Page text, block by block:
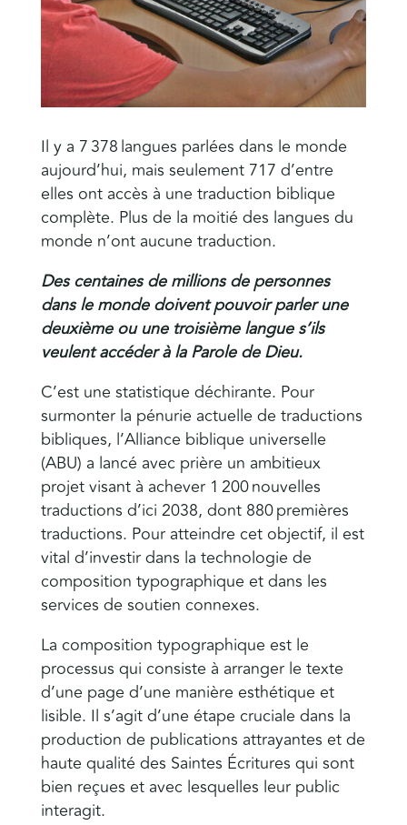
Il y a 7 378 langues parlées dans le monde
aujourd’hui, mais seulement 717 d’entre
elles ont accès à une traduction biblique
complète. Plus de la moitié des langues du
monde n’ont aucune traduction.
Des centaines de millions de personnes
dans le monde doivent pouvoir parler une
deuxième ou une troisième langue s’ils
veulent accéder à la Parole de Dieu.
C’est une statistique déchirante. Pour
surmonter la pénurie actuelle de traductions
bibliques, l’Alliance biblique universelle
(ABU) a lancé avec prière un ambitieux
projet visant à achever 1 200 nouvelles
traductions d’ici 2038, dont 880 premières
traductions. Pour atteindre cet objectif, il est
vital d’investir dans la technologie de
composition typographique et dans les
services de soutien connexes.
La composition typographique est le
processus qui consiste à arranger le texte
d’une page d’une manière esthétique et
lisible. Il s’agit d’une étape cruciale dans la
production de publications attrayantes et de
haute qualité des Saintes Écritures qui sont
bien reçues et avec lesquelles leur public
interagit.